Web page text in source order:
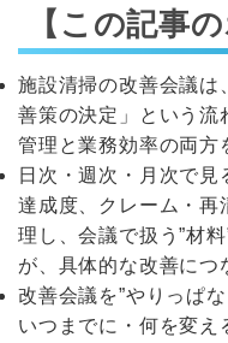
【この記事
施設清掃の改善会議
善策の決定」という流
管理と業務効率の両方
日次・週次・月次で
達成度、クレーム・再
理し、会議で扱う”材
が、具体的な改善につ
改善会議を”やりっぱ
いつまでに・何を変え